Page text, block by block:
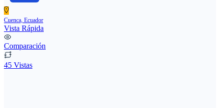
Cuenca, Ecuador
Vista Rápida
Comparación
45 Vistas